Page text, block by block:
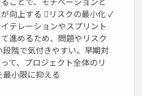
向上する リスクの最小化 ✓
テレーションやスプリント
進めるため、問題やリスク
段階で気付きやすい。早期対
て、プロジェクト全体のリ
最小限に抑える